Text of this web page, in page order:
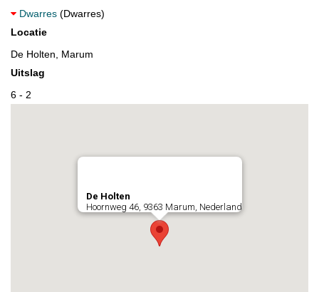
Dwarres (Dwarres)
Locatie
De Holten, Marum
Uitslag
6 - 2
De Holten
Hoornweg 46, 9363 Marum, Nederland